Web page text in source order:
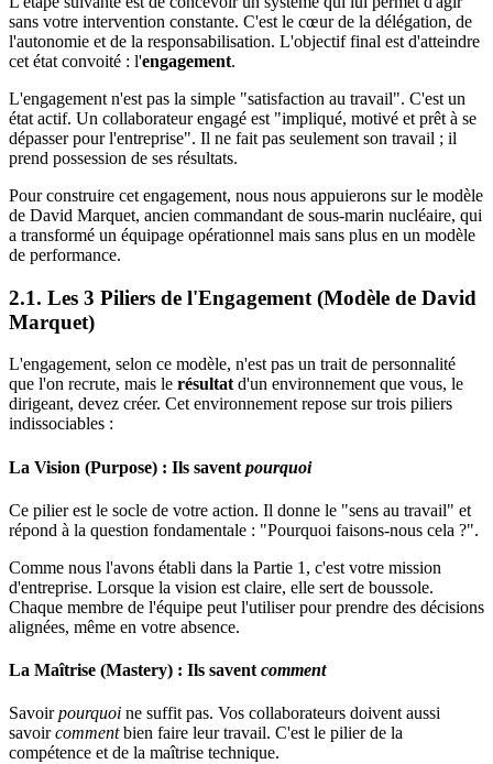
sans votre intervention constante. C'est le cœur de la délégation, de
l'autonomie et de la responsabilisation. L'objectif final est d'atteindre
cet état convoité : l'engagement.
L'engagement n'est pas la simple "satisfaction au travail". C'est un
état actif. Un collaborateur engagé est "impliqué, motivé et prêt à se
dépasser pour l'entreprise". Il ne fait pas seulement son travail ; il
prend possession de ses résultats.
Pour construire cet engagement, nous nous appuierons sur le modèle
de David Marquet, ancien commandant de sous-marin nucléaire, qui
a transformé un équipage opérationnel mais sans plus en un modèle
de performance.
2.1. Les 3 Piliers de l'Engagement (Modèle de David
Marquet)
L'engagement, selon ce modèle, n'est pas un trait de personnalité
que l'on recrute, mais le résultat d'un environnement que vous, le
dirigeant, devez créer. Cet environnement repose sur trois piliers
indissociables :
La Vision (Purpose) : Ils savent pourquoi
Ce pilier est le socle de votre action. Il donne le "sens au travail" et
répond à la question fondamentale : "Pourquoi faisons-nous cela ?".
Comme nous l'avons établi dans la Partie 1, c'est votre mission
d'entreprise. Lorsque la vision est claire, elle sert de boussole.
Chaque membre de l'équipe peut l'utiliser pour prendre des décisions
alignées, même en votre absence.
La Maîtrise (Mastery) : Ils savent comment
Savoirpourquoi ne suffit pas. Vos collaborateurs doivent aussi
savoircommentbien faire leur travail. C'est le pilier de la
compétence et de la maîtrise technique.